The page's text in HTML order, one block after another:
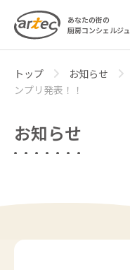
あなたの街の
厨房コンシェルジュ
トップ お知らせ
ンプリ発表！！
お知らせ